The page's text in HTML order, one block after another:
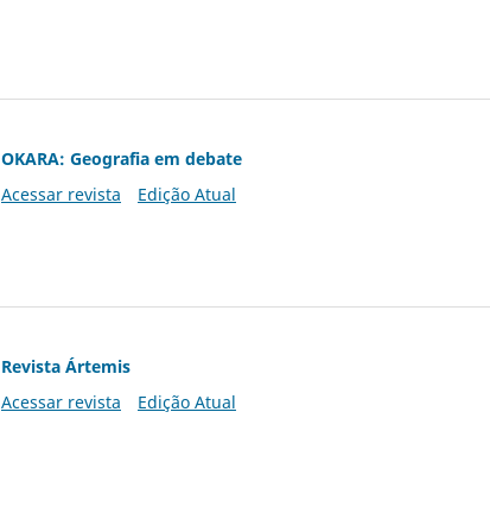
OKARA: Geografia em debate
Acessar revista
Edição Atual
Revista Ártemis
Acessar revista
Edição Atual